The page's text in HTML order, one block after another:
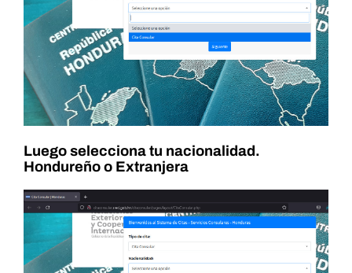
Luego selecciona tu nacionalidad.
Hondureño o Extranjera